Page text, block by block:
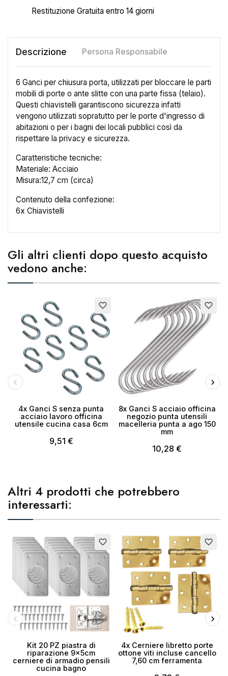
Restituzione Gratuita entro 14 giorni
Descrizione Persona Responsabile
6 Ganci per chiusura porta, utilizzati per bloccare le parti
mobili di porte o ante slitte con una parte fissa (telaio).
Questi chiavistelli garantiscono sicurezza infatti
vengono utilizzati sopratutto per le porte d'ingresso di
abitazioni o per i bagni dei locali pubblici così da
rispettare la privacy e sicurezza.
Caratteristiche tecniche:
Materiale: Acciaio
Misura:12,7 cm (circa)
Contenuto della confezione:
6x Chiavistelli
Gli altri clienti dopo questo acquisto
vedono anche:
favorite_border
4x Ganci S senza punta
acciaio lavoro officina
utensile cucina casa 6cm
9,51 €
favorite_border
8x Ganci S acciaio officina
negozio punta utensili
macelleria punta a ago 150
mm
10,28 €
Altri 4 prodotti che potrebbero
interessarti:
favorite_border
Kit 20 PZ piastra di
riparazione 9x5cm
cerniere di armadio pensili
cucina bagno
favorite_border
4x Cerniere libretto porte
ottone viti incluse cancello
7,60 cm ferramenta
Annulla